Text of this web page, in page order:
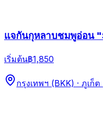
แจกันกุหลาบชมพูอ่อน
เริ่มต้น฿1,850
กรุงเทพฯ (BKK) · ภูเก็